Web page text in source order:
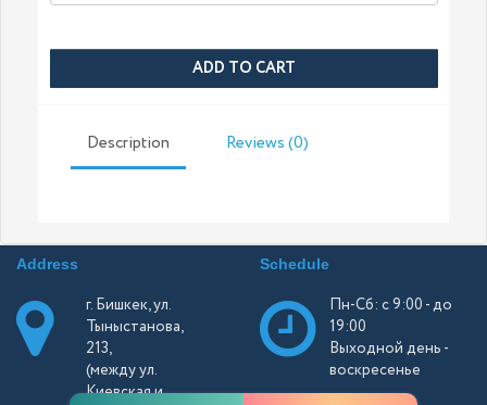
ADD TO CART
Description Reviews (0)
Address
г. Бишкек, ул.
Тыныстанова,
213,
(между ул.
Киевская и
Schedule
Пн-Сб: с 9:00 - до
19:00
Выходной день -
воскресенье